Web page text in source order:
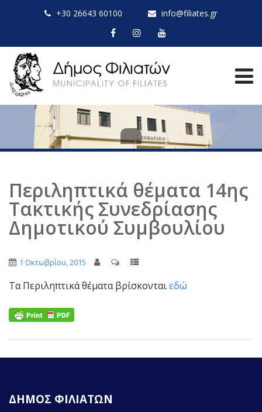
+30 26643 60100 info@filiates.gr
Περιληπτικά θέματα 14ης
Τακτικής Συνεδρίασης
Δημοτικού Συμβουλίου
1 Οκτωβρίου, 2015
Τα Περιληπτικά θέματα βρίσκονταιεδώ
ΔΗΜΟΣ ΦΙΛΙΑΤΩΝ